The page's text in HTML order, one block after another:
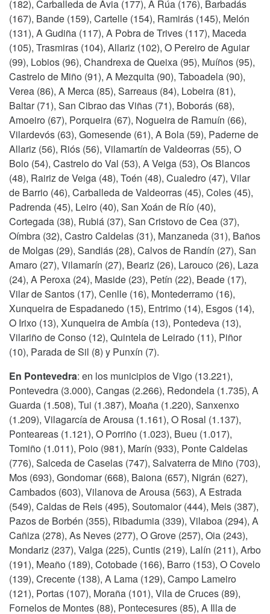
(182), Carballeda de Avia (177), A Rúa (176), Barbadás
(167), Bande (159), Cartelle (154), Ramirás (145), Melón
(131), A Gudiña (117), A Pobra de Trives (117), Maceda
(105), Trasmiras (104), Allariz (102), O Pereiro de Aguiar
(99), Lobios (96), Chandrexa de Queixa (95), Muíños (95),
Castrelo de Miño (91), A Mezquita (90), Taboadela (90),
Verea (86), A Merca (85), Sarreaus (84), Lobeira (81),
Baltar (71), San Cibrao das Viñas (71), Boborás (68),
Amoeiro (67), Porqueira (67), Nogueira de Ramuín (66),
Vilardevós (63), Gomesende (61), A Bola (59), Paderne de
Allariz (56), Riós (56), Vilamartín de Valdeorras (55), O
Bolo (54), Castrelo do Val (53), A Veiga (53), Os Blancos
(48), Rairiz de Veiga (48), Toén (48), Cualedro (47), Vilar
de Barrio (46), Carballeda de Valdeorras (45), Coles (45),
Padrenda (45), Leiro (40), San Xoán de Río (40),
Cortegada (38), Rubiá (37), San Cristovo de Cea (37),
Oímbra (32), Castro Caldelas (31), Manzaneda (31), Baños
de Molgas (29), Sandiás (28), Calvos de Randín (27), San
Amaro (27), Vilamarín (27), Beariz (26), Larouco (26), Laza
(24), A Peroxa (24), Maside (23), Petín (22), Beade (17),
Vilar de Santos (17), Cenlle (16), Montederramo (16),
Xunqueira de Espadanedo (15), Entrimo (14), Esgos (14),
O Irixo (13), Xunqueira de Ambía (13), Pontedeva (13),
Vilariño de Conso (12), Quintela de Leirado (11), Piñor
(10), Parada de Sil (8) y Punxín (7).
En Pontevedra: en los municipios de Vigo (13.221),
Pontevedra (3.000), Cangas (2.266), Redondela (1.735), A
Guarda (1.508), Tui (1.387), Moaña (1.220), Sanxenxo
(1.209), Vilagarcía de Arousa (1.161), O Rosal (1.137),
Ponteareas (1.121), O Porriño (1.023), Bueu (1.017),
Tomiño (1.011), Poio (981), Marín (933), Ponte Caldelas
(776), Salceda de Caselas (747), Salvaterra de Miño (703),
Mos (693), Gondomar (668), Baiona (657), Nigrán (627),
Cambados (603), Vilanova de Arousa (563), A Estrada
(549), Caldas de Reis (495), Soutomaior (444), Meis (387),
Pazos de Borbén (355), Ribadumia (339), Vilaboa (294), A
Cañiza (278), As Neves (277), O Grove (257), Oia (243),
Mondariz (237), Valga (225), Cuntis (219), Lalín (211), Arbo
(191), Meaño (189), Cotobade (166), Barro (153), O Covelo
(139), Crecente (138), A Lama (129), Campo Lameiro
(121), Portas (107), Moraña (101), Vila de Cruces (89),
Fornelos de Montes (88), Pontecesures (85), A Illa de